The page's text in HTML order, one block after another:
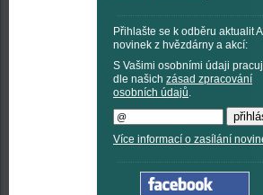
Přihlašte se k odběru aktualit
novinek z hvězdárny a akcí:
S Vašimi osobními údaji
dle našich zásad zpracování
osobních údajů.
Více informací o zasílání